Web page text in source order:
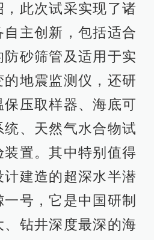
，此次试采实现了诸
自主创新，包括适合
砂筛管及适用于实
地震监测仪，还研
压取样器、海底可
、天然气水合物试
置。其中特别值得
建造的超深水半潜
号，它是中国研制
、钻井深度最深的海